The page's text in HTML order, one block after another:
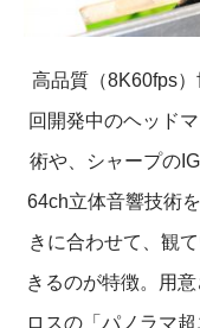
高品質（8K60fps
回開発中のヘッド
術や、シャープの
64ch立体音響技術
きに合わせて、観
きるのが特徴。用
ロスの「パノラマ